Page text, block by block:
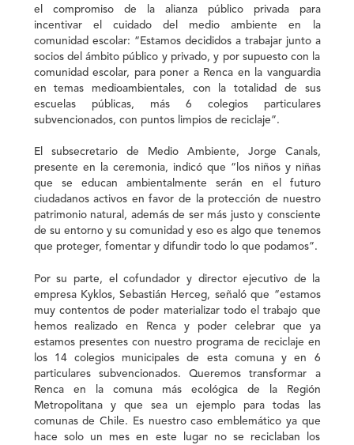
el compromiso de la alianza público privada para
incentivar el cuidado del medio ambiente en la
comunidad escolar: “Estamos decididos a trabajar junto a
socios del ámbito público y privado, y por supuesto con la
comunidad escolar, para poner a Renca en la vanguardia
en temas medioambientales, con la totalidad de sus
escuelas públicas, más 6 colegios particulares
subvencionados, con puntos limpios de reciclaje”.
El subsecretario de Medio Ambiente, Jorge Canals,
presente en la ceremonia, indicó que “los niños y niñas
que se educan ambientalmente serán en el futuro
ciudadanos activos en favor de la protección de nuestro
patrimonio natural, además de ser más justo y consciente
de su entorno y su comunidad y eso es algo que tenemos
que proteger, fomentar y difundir todo lo que podamos”.
Por su parte, el cofundador y director ejecutivo de la
empresa Kyklos, Sebastián Herceg, señaló que “estamos
muy contentos de poder materializar todo el trabajo que
hemos realizado en Renca y poder celebrar que ya
estamos presentes con nuestro programa de reciclaje en
los 14 colegios municipales de esta comuna y en 6
particulares subvencionados. Queremos transformar a
Renca en la comuna más ecológica de la Región
Metropolitana y que sea un ejemplo para todas las
comunas de Chile. Es nuestro caso emblemático ya que
hace solo un mes en este lugar no se reciclaban los